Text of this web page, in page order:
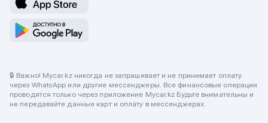
🔒 Важно! Mycar.kz никогда не запрашивает и не принимает оплату
через WhatsApp или другие мессенджеры. Все финансовые операции
проводятся только через приложение Mycar.kz Будьте внимательны и
не передавайте данные карт и оплату в мессенджерах.